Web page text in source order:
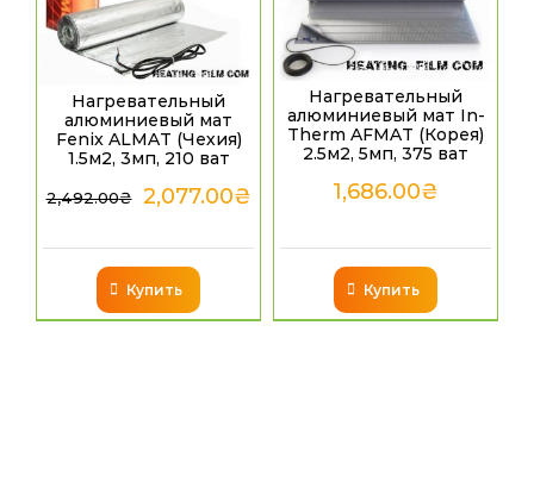
Нагревательный
алюминиевый мат
Fenix ALMAT (Чехия)
1.5м2, 3мп, 210 ват
2,492.00₴ 2,077.00₴
Купить
Нагревательный
алюминиевый мат In-
Therm AFMAT (Корея)
2.5м2, 5мп, 375 ват
1,686.00₴
Купить